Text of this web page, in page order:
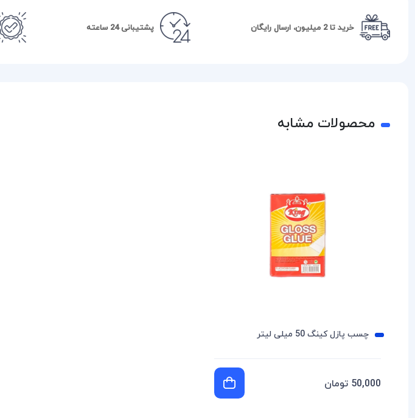
خرید تا 2 میلیون، ارسال رایگان پشتیبانی 24 ساعته
محصولات مشابه
چسب پازل کینگ 50 میلی لیتر
50,000 تومان